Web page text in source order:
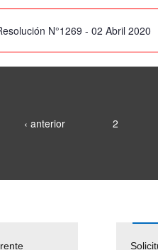
N°1269 - 02 Abril 2020
‹ anterior 2
Pago